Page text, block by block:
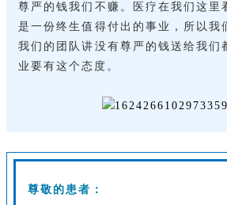
尊严的钱我们不赚。医疗在我们这里
是一份终生值得付出的事业，所以我
我们的团队讲没有尊严的钱送给我们
业要有这个态度。
尊敬的患者：